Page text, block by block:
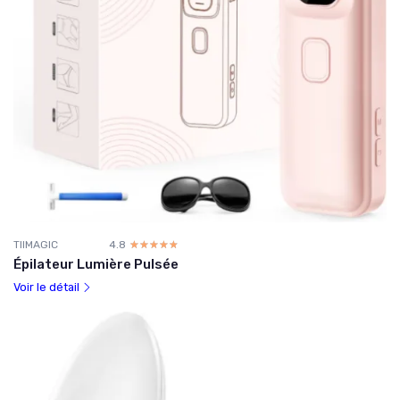
TIIMAGIC 4.8 ☆☆☆☆☆
★★★★★
Épilateur Lumière Pulsée
Voir le détail